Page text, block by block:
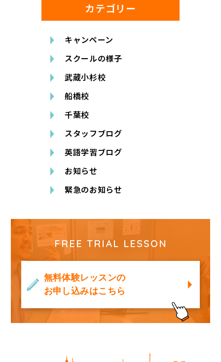
カテゴリー
キャンペーン
スクールの様子
武蔵小杉校
船橋校
千葉校
スタッフブログ
英語学習ブログ
お知らせ
緊急のお知らせ
FREE TRIAL LESSON
無料体験レッスンの
お申し込みはこちら